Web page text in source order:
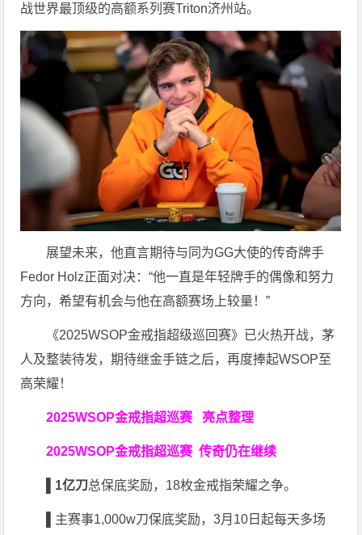
战世界最顶级的高额系列赛Triton济州站。
展望未来，他直言期待与同为GG大使的传奇牌手
Fedor Holz正面对决：“他一直是年轻牌手的偶像和努力
方向，希望有机会与他在高额赛场上较量！”
《2025WSOP金戒指超级巡回赛》已火热开战，茅
人及整装待发，期待继金手链之后，再度捧起WSOP至
高荣耀！
2025WSOP金戒指超巡赛 亮点整理
2025WSOP金戒指超巡赛传奇仍在继续
1亿刀总保底奖励，18枚金戒指荣耀之争。
主赛事1,000w刀保底奖励，3月10日起每天多场